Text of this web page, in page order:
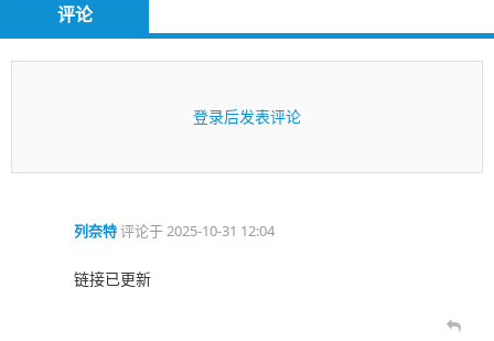
评论
登录后发表评论
列奈特评论于2025-10-31 12:04
链接已更新